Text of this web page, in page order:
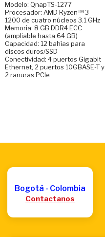
Modelo: QnapTS-1277
Procesador: AMD Ryzen™ 3
1200 de cuatro núcleos 3.1 GHz
Memoria: 8 GB DDR4 ECC
(ampliable hasta 64 GB)
Capacidad: 12 bahías para
discos duros/SSD
Conectividad: 4 puertos Gigabit
Ethernet, 2 puertos 10GBASE-T y
2 ranuras PCIe
Bogotá - Colombia
Contactanos